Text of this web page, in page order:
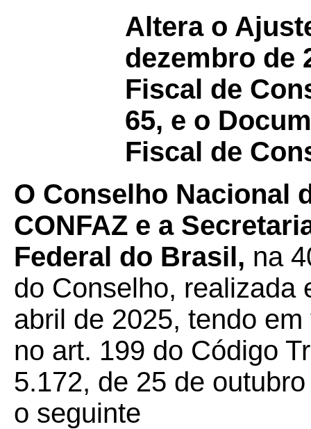
Altera o
dezembro de
Fiscal de
65, e o
Fiscal de
O Conselho Nacional
CONFAZ e a
Federal do Brasil, na
do Conselho, realizada
abril de 2025, tendo
no art. 199 do Código
5.172, de 25 de
o seguinte